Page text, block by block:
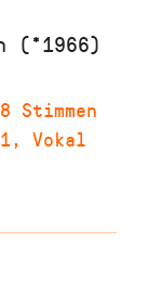
(*1966)
Stimmen
, Vokal